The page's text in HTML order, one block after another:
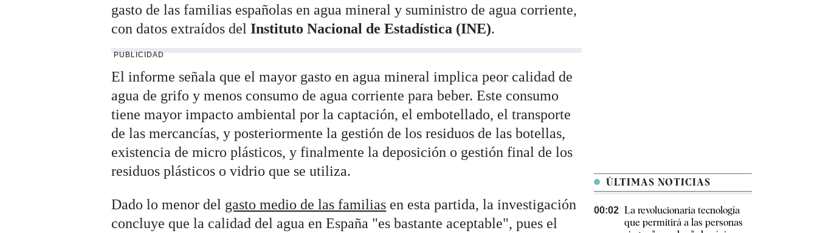
gasto de las familias españolas en agua mineral y suministro de agua corriente,
con datos extraídos delInstituto Nacional de Estadística (INE).
PUBLICIDAD
El informe señala que el mayor gasto en agua mineral implica peor calidad de
agua de grifo y menos consumo de agua corriente para beber. Este consumo
tiene mayor impacto ambiental por la captación, el embotellado, el transporte
de las mercancías, y posteriormente la gestión de los residuos de las botellas,
existencia de micro plásticos, y finalmente la deposición o gestión final de los
residuos plásticos o vidrio que se utiliza.
Dado lo menor del gasto medio de las familias en esta partida, la investigación
concluye que la calidad del agua en España "es bastante aceptable", pues el
ÚLTIMAS NOTICIAS
00:02 La revolucionaria tecnología
que permitirá a las personas